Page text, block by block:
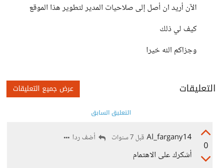
الآن أريد ان أصل إلى صلاحيات المدير لتطوير هذا الموقع
كيف لي ذلك
وجزاكم الله خيرا
التعليقات عرض جميع التعليقات
التعليق السابق
0
Al_fargany14 قبل 7 سنوات أضف ردا
أشكرك على الاهتمام